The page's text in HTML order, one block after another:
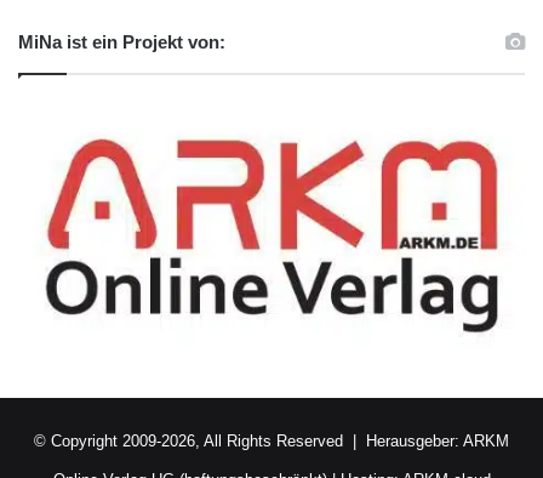
MiNa ist ein Projekt von:
© Copyright 2009-2026, All Rights Reserved | Herausgeber: ARKM